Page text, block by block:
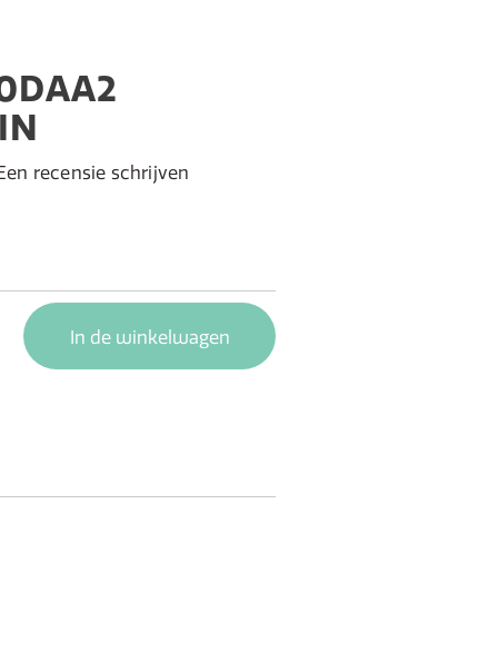
recensie schrijven
In de winkelwagen